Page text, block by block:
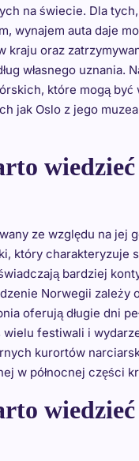
na świecie. Dla
wynajem auta daje
kraju oraz
własnego uznania.
które mogą
jak Oslo z jego
ze względu na jej
który charakteryzuje
bardziej
Norwegii
oferują długie dni
festiwali i
kurortów
w północnej części